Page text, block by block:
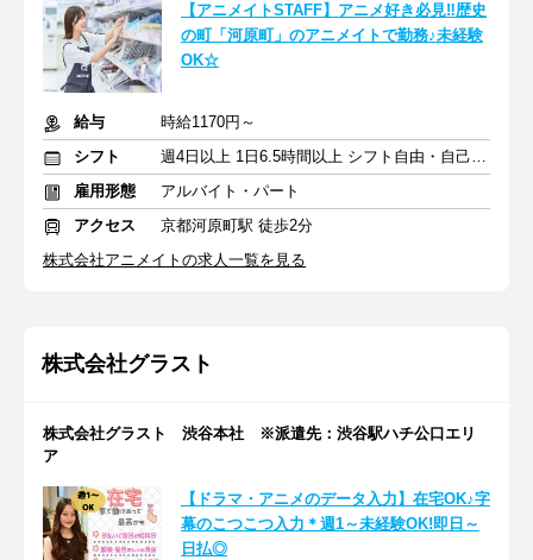
【アニメイトSTAFF】アニメ好き必見‼歴史
の町「河原町」のアニメイトで勤務♪未経験
OK☆
給与
時給1170円～
シフト
週4日以上 1日6.5時間以上 シフト自由・自己申告
雇用形態
アルバイト・パート
アクセス
京都河原町駅 徒歩2分
株式会社アニメイトの求人一覧を見る
株式会社グラスト
株式会社グラスト 渋谷本社 ※派遣先：渋谷駅ハチ公口エリ
ア
【ドラマ・アニメのデータ入力】在宅OK♪字
幕のこつこつ入力＊週1～未経験OK!即日～
日払◎